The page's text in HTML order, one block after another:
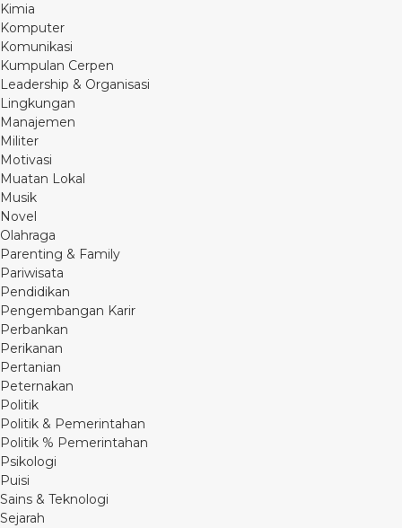
Kimia
Komputer
Komunikasi
Kumpulan Cerpen
Leadership & Organisasi
Lingkungan
Manajemen
Militer
Motivasi
Muatan Lokal
Musik
Novel
Olahraga
Parenting & Family
Pariwisata
Pendidikan
Pengembangan Karir
Perbankan
Perikanan
Pertanian
Peternakan
Politik
Politik & Pemerintahan
Politik % Pemerintahan
Psikologi
Puisi
Sains & Teknologi
Sejarah